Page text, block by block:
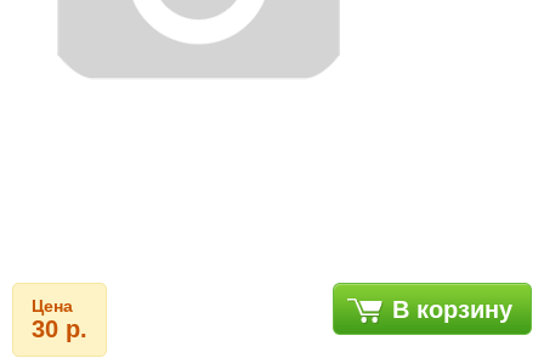
Цена
30 р.
В корзину